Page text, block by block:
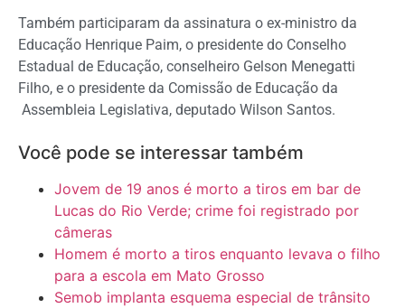
Também participaram da assinatura o ex-ministro da
Educação Henrique Paim, o presidente do Conselho
Estadual de Educação, conselheiro Gelson Menegatti
Filho, e o presidente da Comissão de Educação da
Assembleia Legislativa, deputado Wilson Santos.
Você pode se interessar também
Jovem de 19 anos é morto a tiros em bar de
Lucas do Rio Verde; crime foi registrado por
câmeras
Homem é morto a tiros enquanto levava o filho
para a escola em Mato Grosso
Semob implanta esquema especial de trânsito